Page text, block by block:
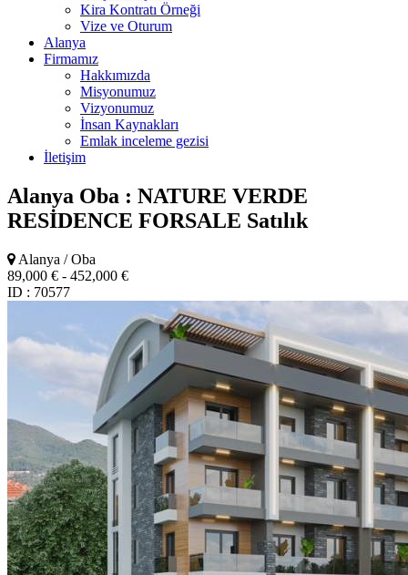
Kira Kontratı Örneği
Vize ve Oturum
Alanya
Firmamız
Hakkımızda
Misyonumuz
Vizyonumuz
İnsan Kaynakları
Emlak inceleme gezisi
İletişim
Alanya Oba : NATURE VERDE
RESİDENCE FORSALE Satılık
Alanya / Oba
89,000 € - 452,000 €
ID : 70577